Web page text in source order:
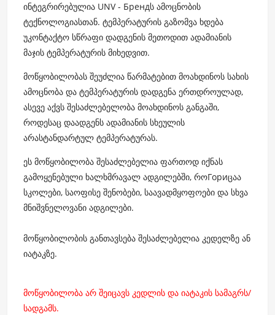
ინტეგრირებულია UNV - Брендს ამოცნობის
ტექნოლოგიასთან. ტემპერატურის გაზომვა ხდება
უკონტაქტო სწრაფი დადგენის მეთოდით ადამიანის
მაჯის ტემპერატურის მიხედვით.
მოწყობილობას შეუძლია წარმატებით მოახდინოს სახის
ამოცნობა და ტემპერატურის დადგენა ერთდროულად,
ასევე აქვს შესაძლებელობა მოახდინოს განგაში,
როდესაც დაადგენს ადამიანის სხეულის
არასტანდარტულ ტემპერატურას.
ეს მოწყობილობა შესაძლებელია ფართოდ იქნას
გამოყენებული ხალხმრავალ ადგილებში, როГориცაა
სკოლები, საოფისე შენობები, საავადმყოფოები და სხვა
მნიშვნელოვანი ადგილები.
მოწყობილობის განთავსება შესაძლებელია კედელზე ან
იატაკზე.
მოწყობილობა არ შეიცავს კედლის და იატაკის სამაგრს/
სადგამს.